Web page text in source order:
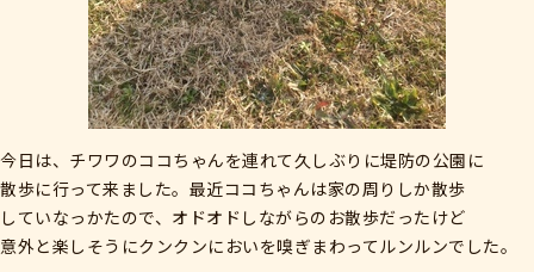
今日は、チワワのココちゃんを連れて久しぶりに堤防の公園に
散歩に行って来ました。最近ココちゃんは家の周りしか散歩
していなっかたので、オドオドしながらのお散歩だったけど
意外と楽しそうにクンクンにおいを嗅ぎまわってルンルンでした。